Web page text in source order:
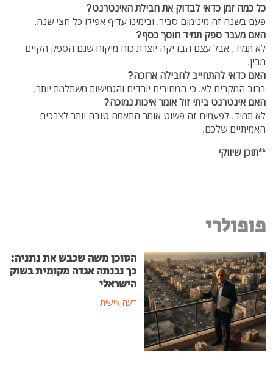
כל כמה זמן כדאי לבדוק את חבילת האינטרנט?
פעם בשנה זה מינימום סביר, ובימינו עדיף אפילו כל חצי שנה.
האם מעבר ספק תמיד חוסך כסף?
לא תמיד, אבל עצם הבדיקה יוצרת כוח מיקוח שגם הספק הקיים
מבין.
האם כדאי להתחייב לחבילה ארוכה?
ברוב המקרים לא, כי המחירים יורדים והגמישות משתלמת יותר.
האם אינטרנט ביתי זול אומר איכות נמוכה?
לא תמיד, לפעמים זה פשוט אומר התאמה טובה יותר לצרכים
האמיתיים שלכם.
**תוכן שיווקי
פופולרי
הסוכן משה שכבש את נתניה:
כך נבנתה אגדה מקומית בשוק
הישראלי
דעה אישית